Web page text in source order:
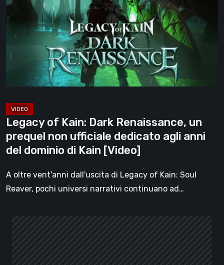
Dark
Renaissance,
ufficiale
agli
anni
del
dominio
Legacy of Kain: Dark Renaissance, un
prequel non ufficiale dedicato agli anni
del dominio di Kain [Video]
A oltre vent'anni dall'uscita di Legacy of Kain: Soul
Reaver, pochi universi narrativi continuano ad…